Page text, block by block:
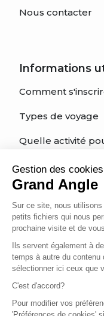
Gestion des cookies
Grand Angle
Sur ce site, nous
petits fichiers qui nous
prochaine visite et de
Ils servent également à
temps à autre du contenu
sélectionner ici ceux que
C'est d'accord?
Pour modifier vos
Nous contacter
Informations
Comment
Types de voyage
Quelle activité
Quel est mon
Charte éthique du
Être bien assuré
Français